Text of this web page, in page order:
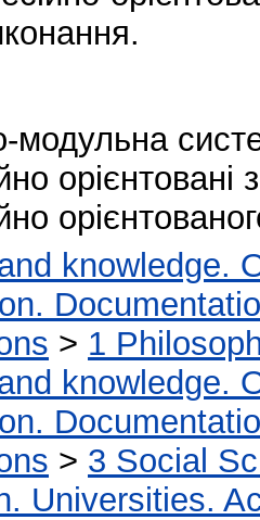
модульна
knowledge.
> 1
knowledge.
> 3 Social
Universities.